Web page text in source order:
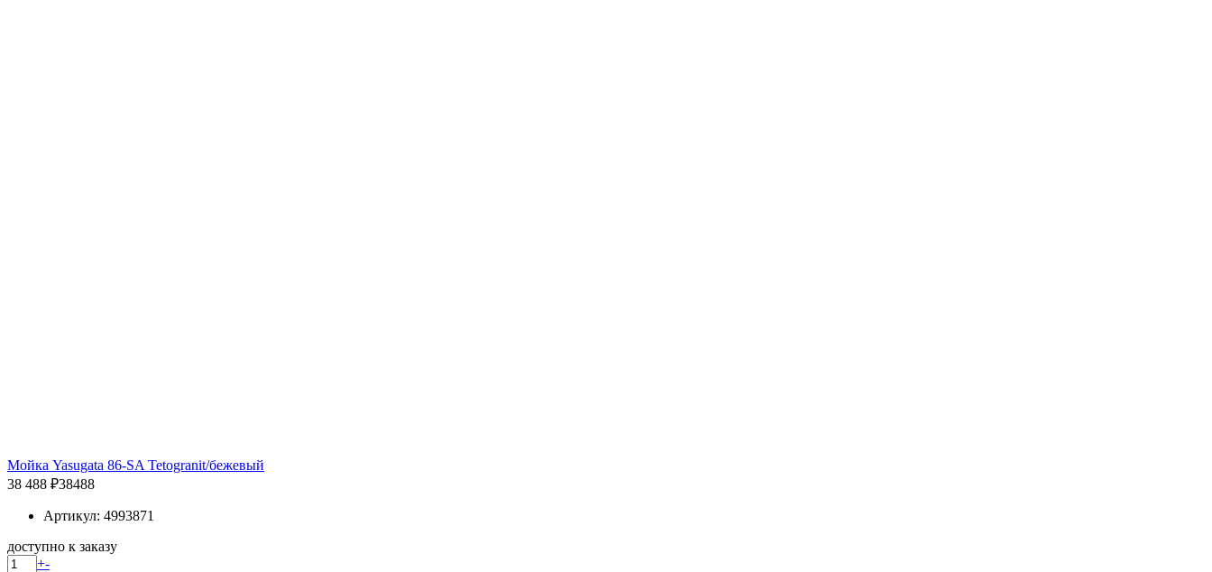
Мойка Yasugata 86-SA Tetogranit/бежевый
38 488 ₽38488
Артикул: 4993871
доступно к заказу
+-